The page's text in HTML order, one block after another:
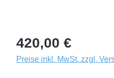
420,00 €
Preise inkl. MwSt. zzgl.